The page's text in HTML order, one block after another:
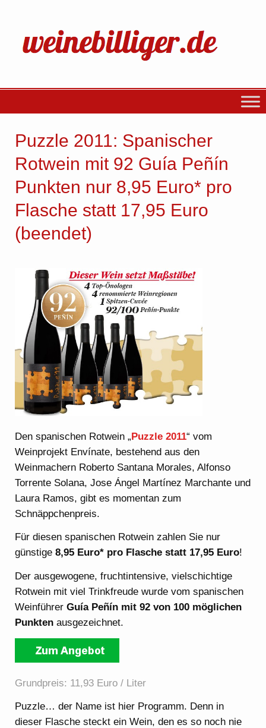
Puzzle 2011: Spanischer
Rotwein mit 92 Guía Peñín
Punkten nur 8,95 Euro* pro
Flasche statt 17,95 Euro
(beendet)
Den spanischen Rotwein „Puzzle 2011“ vom
Weinprojekt Envínate, bestehend aus den
Weinmachern Roberto Santana Morales, Alfonso
Torrente Solana, Jose Ángel Martínez Marchante und
Laura Ramos, gibt es momentan zum
Schnäppchenpreis.
Für diesen spanischen Rotwein zahlen Sie nur
günstige8,95 Euro* pro Flasche statt 17,95 Euro!
Der ausgewogene, fruchtintensive, vielschichtige
Rotwein mit viel Trinkfreude wurde vom spanischen
Weinführer Guía Peñín mit 92 von 100 möglichen
Punkten ausgezeichnet.
Grundpreis: 11,93 Euro / Liter
Puzzle… der Name ist hier Programm. Denn in
dieser Flasche steckt ein Wein, den es so noch nie